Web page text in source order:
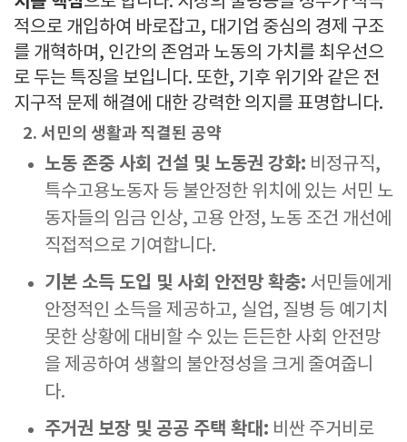
적으로 개입하여 바로잡고, 대기업 중심의 경제 구조
를 개혁하며, 인간의 존엄과 노동의 가치를 최우선으
로 두는 특징을 보입니다. 또한, 기후 위기와 같은 전
지구적 문제 해결에 대한 강력한 의지를 표명합니다.
2. 서민의 생활과 직결된 공약
노동 존중 사회 건설 및 노동권 강화: 비정규직,
특수고용노동자 등 불안정한 위치에 있는 서민 노
동자들의 임금 인상, 고용 안정, 노동 조건 개선에
직접적으로 기여합니다.
기본 소득 도입 및 사회 안전망 확충: 서민들에게
안정적인 소득을 제공하고, 실업, 질병 등 예기치
못한 상황에 대비할 수 있는 든든한 사회 안전망
을 제공하여 생활의 불안정성을 크게 줄여줍니
다.
주거권 보장 및 공공 주택 확대: 비싼 주거비로